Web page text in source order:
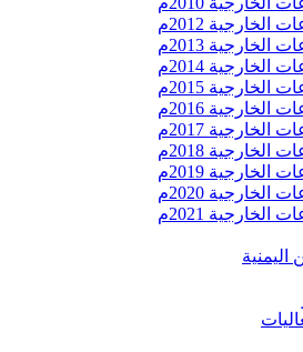
الخارجية 2012م
الخارجية 2013م
الخارجية 2014م
الخارجية 2015م
الخارجية 2016م
الخارجية 2017م
الخارجية 2018م
الخارجية 2019م
الخارجية 2020م
الخارجية 2021م
اليمنية